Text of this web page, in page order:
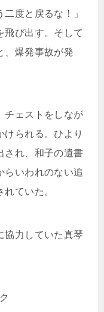
度と戻るな！」
飛び出す。そして
、爆発事故が発
チェストをしなが
けられる。ひより
され、和子の遺書
らいわれのない追
ていた。
協力していた真琴